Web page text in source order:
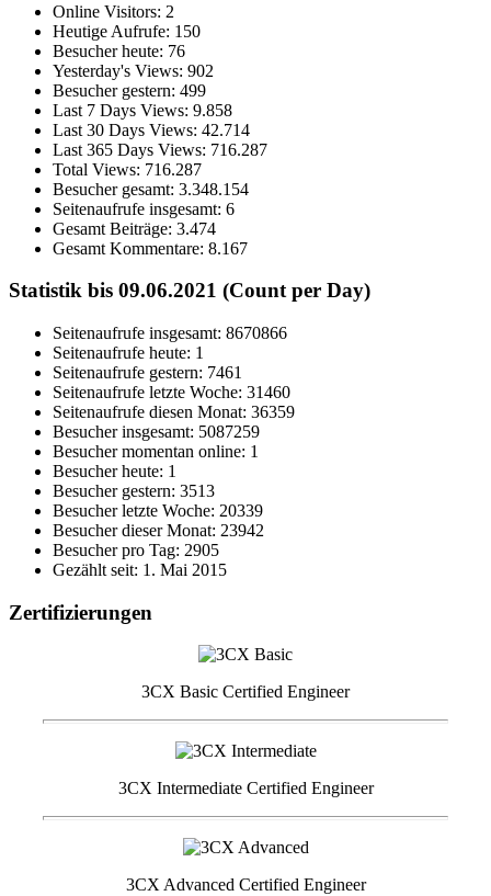
Online Visitors: 2
Heutige Aufrufe: 150
Besucher heute: 76
Yesterday's Views: 902
Besucher gestern: 499
Last 7 Days Views: 9.858
Last 30 Days Views: 42.714
Last 365 Days Views: 716.287
Total Views: 716.287
Besucher gesamt: 3.348.154
Seitenaufrufe insgesamt: 6
Gesamt Beiträge: 3.474
Gesamt Kommentare: 8.167
Statistik bis 09.06.2021 (Count per Day)
Seitenaufrufe insgesamt: 8670866
Seitenaufrufe heute: 1
Seitenaufrufe gestern: 7461
Seitenaufrufe letzte Woche: 31460
Seitenaufrufe diesen Monat: 36359
Besucher insgesamt: 5087259
Besucher momentan online: 1
Besucher heute: 1
Besucher gestern: 3513
Besucher letzte Woche: 20339
Besucher dieser Monat: 23942
Besucher pro Tag: 2905
Gezählt seit: 1. Mai 2015
Zertifizierungen
3CX Basic Certified Engineer
3CX Intermediate Certified Engineer
3CX Advanced Certified Engineer